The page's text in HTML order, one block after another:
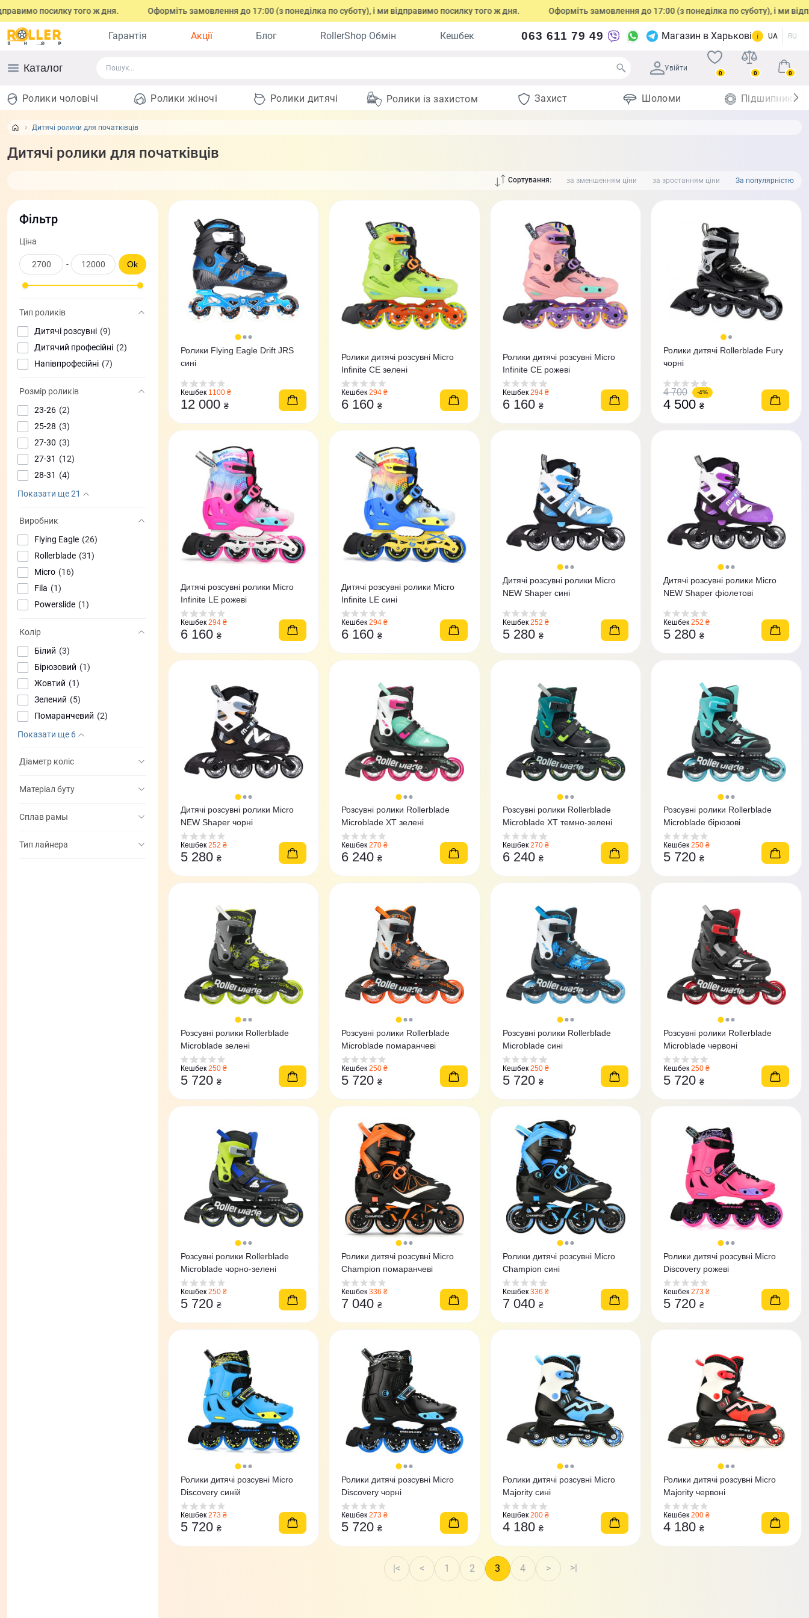
того ж дня. Оформіть замовлення до 17:00 (з понеділка по суботу), і ми відправимо посилку того ж дня. Оформіть замовлення до 17:00 (з понеділка по суботу), і ми відправимо
Гарантія Акції Блог RollerShop Обмін Кешбек 063 611 79 49 Магазин в Харькові UA RU
Каталог Увійти
0 0 0
Ролики чоловічі Ролики жіночі Ролики дитячі Ролики із захистом Захист Шоломи Підшипники
Дитячі ролики для початківців
Дитячі ролики для початківців
Сортування: За популярністю
за зростанням ціни
за зменшенням ціни
Фільтр
Ціна
- Ok
Тип роликів
Дитячі розсувні (9)
Дитячий професійні (2)
Напівпрофесійні (7)
Розмір роликів
23-26 (2)
25-28 (3)
27-30 (3)
27-31 (12)
28-31 (4)
Показати ще 21
Виробник
Flying Eagle (26)
Rollerblade (31)
Micro (16)
Fila (1)
Powerslide (1)
Колір
Білий (3)
Бірюзовий (1)
Жовтий (1)
Зелений (5)
Помаранчевий (2)
Показати ще 6
Діаметр коліс
Матеріал буту
Сплав рамы
Тип лайнера
Ролики Flying Eagle Drift JRS
сині
Кешбек 1100 ₴
12 000₴
Ролики дитячі розсувні Micro
Infinite CE зелені
Кешбек 294 ₴
6 160₴
Ролики дитячі розсувні Micro
Infinite CE рожеві
Кешбек 294 ₴
6 160 ₴
Ролики дитячі Rollerblade Fury
чорні
4 700 -4%
4 500 ₴
Дитячі розсувні ролики Micro
Infinite LE рожеві
Кешбек 294 ₴
6 160₴
Дитячі розсувні ролики Micro
Infinite LE сині
Кешбек 294 ₴
6 160₴
Дитячі розсувні ролики Micro
NEW Shaper сині
Кешбек 252 ₴
5 280 ₴
Дитячі розсувні ролики Micro
NEW Shaper фіолетові
Кешбек 252 ₴
5 280 ₴
Дитячі розсувні ролики Micro
NEW Shaper чорні
Кешбек 252 ₴
5 280₴
Розсувні ролики Rollerblade
Microblade XT зелені
Кешбек 270 ₴
6 240₴
Розсувні ролики Rollerblade
Microblade XT темно-зелені
Кешбек 270 ₴
6 240 ₴
Розсувні ролики Rollerblade
Microblade бірюзові
Кешбек 250 ₴
5 720 ₴
Розсувні ролики Rollerblade
Microblade зелені
Кешбек 250 ₴
5 720₴
Розсувні ролики Rollerblade
Microblade помаранчеві
Кешбек 250 ₴
5 720₴
Розсувні ролики Rollerblade
Microblade сині
Кешбек 250 ₴
5 720 ₴
Розсувні ролики Rollerblade
Microblade червоні
Кешбек 250 ₴
5 720 ₴
Розсувні ролики Rollerblade
Microblade чорно-зелені
Кешбек 250 ₴
5 720₴
Ролики дитячі розсувні Micro
Champion помаранчеві
Кешбек 336 ₴
7 040₴
Ролики дитячі розсувні Micro
Champion сині
Кешбек 336 ₴
7 040 ₴
Ролики дитячі розсувні Micro
Discovery рожеві
Кешбек 273 ₴
5 720 ₴
Ролики дитячі розсувні Micro
Discovery синій
Кешбек 273 ₴
5 720₴
Ролики дитячі розсувні Micro
Discovery чорні
Кешбек 273 ₴
5 720₴
Ролики дитячі розсувні Micro
Majority сині
Кешбек 200 ₴
4 180 ₴
Ролики дитячі розсувні Micro
Majority червоні
Кешбек 200 ₴
4 180 ₴
|< < 1 2 3 4 > >|